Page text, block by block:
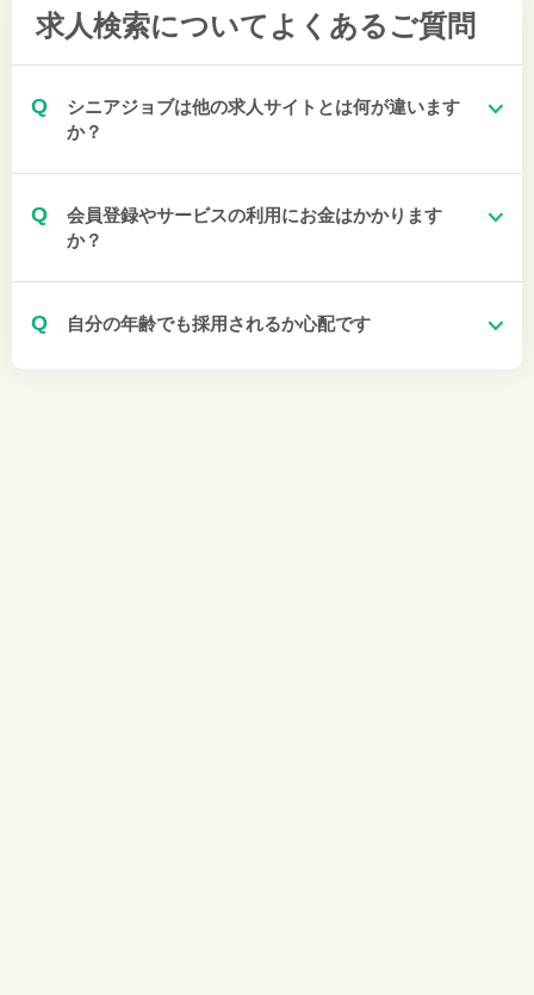
求人検索について よくあるご質問
Q
シニアジョブは他の求人サイトとは何が違います
か？
Q
会員登録やサービスの利用にお金はかかります
か？
Q 自分の年齢でも採用されるか心配です